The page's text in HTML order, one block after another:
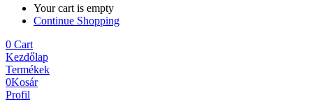
Your cart is empty
Continue Shopping
0 Cart
Kezdőlap
Termékek
0Kosár
Profil